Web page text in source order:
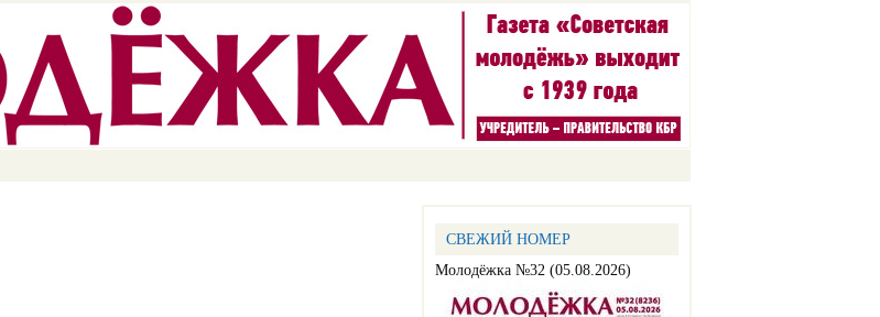
Перейти к
основному
СВЕЖИЙ НОМЕР
Молодёжка №32 (05.08.2026)